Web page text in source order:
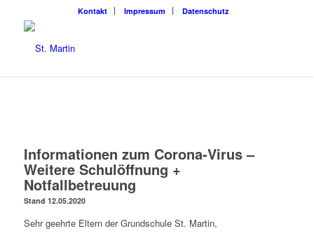
Kon­takt Impres­sum Daten­schutz
Infor­ma­tio­nen zum Coro­na-Virus –
Wei­te­re Schul­öff­nung +
Notfallbetreuung
Stand 12.05.2020
Sehr geehr­te Eltern der Grund­schu­le St. Martin,